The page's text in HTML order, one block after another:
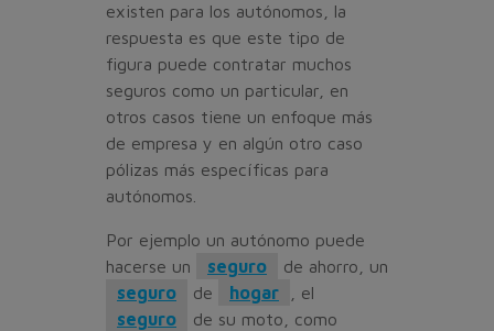
existen para los autónomos, la
respuesta es que este tipo de
figura puede contratar muchos
seguros como un particular, en
otros casos tiene un enfoque más
de empresa y en algún otro caso
pólizas más específicas para
autónomos.
Por ejemplo un autónomo puede
hacerse un
seguro
de ahorro, un
seguro
de hogar
, el
seguro
de su moto, como